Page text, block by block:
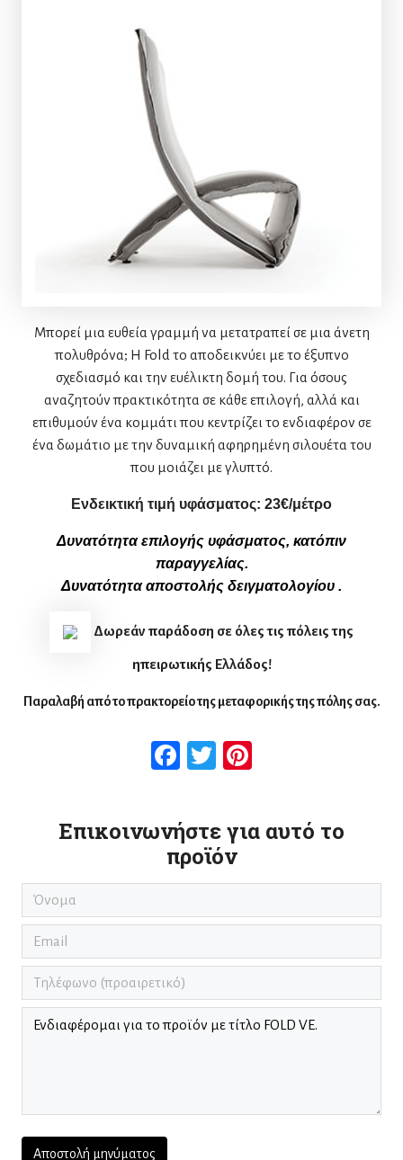
Μπορεί μια ευθεία γραμμή να μετατραπεί σε μια άνετη
πολυθρόνα; Η Fold το αποδεικνύει με το έξυπνο
σχεδιασμό και την ευέλικτη δομή του. Για όσους
αναζητούν πρακτικότητα σε κάθε επιλογή, αλλά και
επιθυμούν ένα κομμάτι που κεντρίζει το ενδιαφέρον σε
ένα δωμάτιο με την δυναμική αφηρημένη σιλουέτα του
που μοιάζει με γλυπτό.
Ενδεικτική τιμή υφάσματος: 23€/μέτρο
Δυνατότητα επιλογής υφάσματος, κατόπιν
παραγγελίας.
Δυνατότητα αποστολής δειγματολογίου .
Δωρεάν παράδοση σε όλες τις πόλεις της
ηπειρωτικής Ελλάδος!
Παραλαβή από το πρακτορείο της μεταφορικής της πόλης σας.
Facebook
Twitter
Επικοινωνήστε για αυτό το
προϊόν